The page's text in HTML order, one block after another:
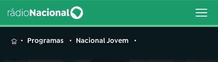
MENUProgramas Nacional Jovem